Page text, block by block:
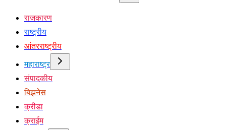
राजकारण
राष्ट्रीय
आंतरराष्ट्रीय
महाराष्ट्र
संपादकीय
बिझनेस
क्रीडा
क्राईम